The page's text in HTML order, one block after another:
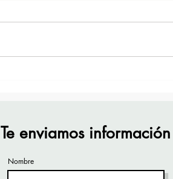
Te enviamos información
Nombre